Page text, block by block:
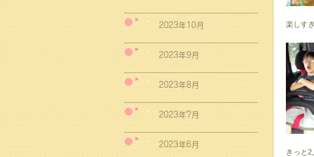
楽しす
きっと
2023年10月
2023年9月
2023年8月
2023年7月
2023年6月